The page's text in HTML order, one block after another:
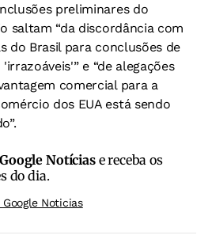
preliminares do
saltam “da discordância com
do Brasil para conclusões de
e “de alegações
comercial para a
dos EUA está sendo
Google Notíciase receba os
do dia.
Google Noticias